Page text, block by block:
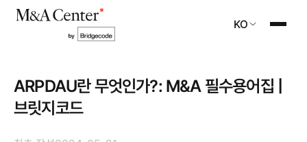
KO
ARPDAU란 무엇인가?: M&A 필수용어집 |
브릿지코드